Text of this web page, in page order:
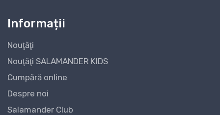
Informații
Nouţăţi
Nouţăţi SALAMANDER KIDS
Cumpără online
Despre noi
Salamander Club